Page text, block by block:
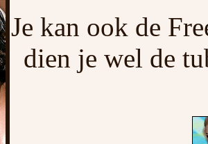
Je kan ook de
dien je wel de